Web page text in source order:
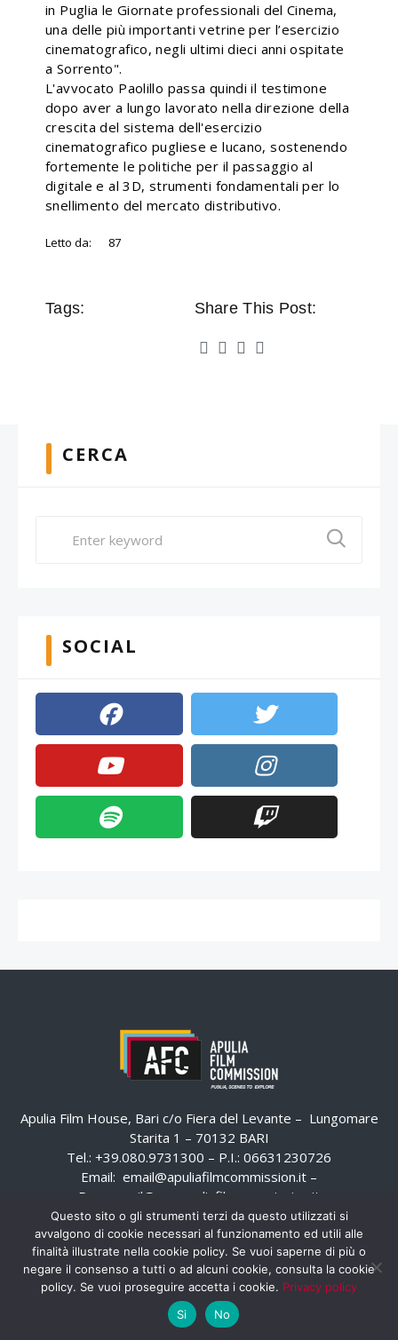
in Puglia le Giornate professionali del Cinema,
una delle più importanti vetrine per l’esercizio
cinematografico, negli ultimi dieci anni ospitate
a Sorrento".
L'avvocato Paolillo passa quindi il testimone
dopo aver a lungo lavorato nella direzione della
crescita del sistema dell'esercizio
cinematografico pugliese e lucano, sostenendo
fortemente le politiche per il passaggio al
digitale e al 3D, strumenti fondamentali per lo
snellimento del mercato distributivo.
Letto da: 87
Tags: Share This Post:
CERCA
SOCIAL
Apulia Film House, Bari c/o Fiera del Levante – Lungomare
Starita 1 – 70132 BARI
Tel.: +39.080.9731300 – P.I.: 06631230726
Email: email@apuliafilmcommission.it –
Pec:
email@pec.apuliafilmcommission.it
Questo sito o gli strumenti terzi da questo utilizzati si
avvalgono di cookie necessari al funzionamento ed utili alle
finalità illustrate nella cookie policy. Se vuoi saperne di più o
negare il consenso a tutti o ad alcuni cookie, consulta la cookie
policy. Se vuoi proseguire accetta i cookie. Privacy policy
Si
No